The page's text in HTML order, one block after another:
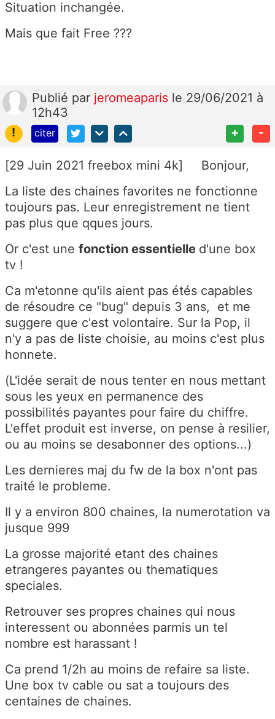
Situation inchangée.
Mais que fait Free ???
Publié par jeromeaparis le 29/06/2021 à
12h43
!
citer + -
[29 Juin 2021 freebox mini 4k] Bonjour,
La liste des chaines favorites ne fonctionne
toujours pas. Leur enregistrement ne tient
pas plus que qques jours.
Or c'est une fonction essentielle d'une box
tv !
Ca m'etonne qu'ils aient pas étés capables
de résoudre ce "bug" depuis 3 ans, et me
suggere que c'est volontaire. Sur la Pop, il
n'y a pas de liste choisie, au moins c'est plus
honnete.
(L'idée serait de nous tenter en nous mettant
sous les yeux en permanence des
possibilités payantes pour faire du chiffre.
L'effet produit est inverse, on pense à resilier,
ou au moins se desabonner des options...)
Les dernieres maj du fw de la box n'ont pas
traité le probleme.
Il y a environ 800 chaines, la numerotation va
jusque 999
La grosse majorité etant des chaines
etrangeres payantes ou thematiques
speciales.
Retrouver ses propres chaines qui nous
interessent ou abonnées parmis un tel
nombre est harassant !
Ca prend 1/2h au moins de refaire sa liste.
Une box tv cable ou sat a toujours des
centaines de chaines.